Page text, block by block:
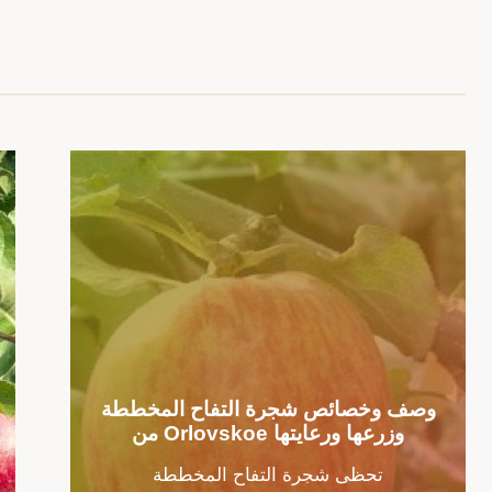
وصف وخصائص شجرة التفاح المخططة
من Orlovskoe وزرعها ورعايتها
تحظى شجرة التفاح المخططة